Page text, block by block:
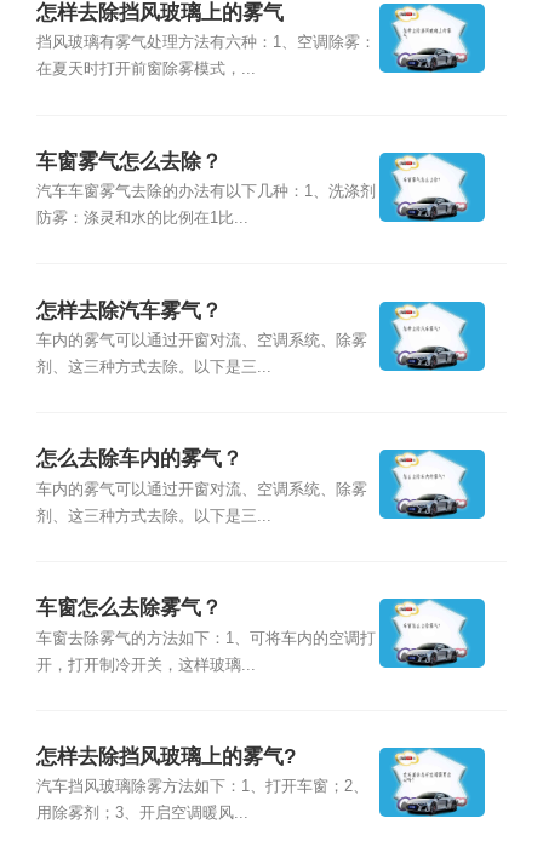
怎样去除挡风玻璃上的雾气
挡风玻璃有雾气处理方法有六种：1、空调除雾：
在夏天时打开前窗除雾模式，...
车窗雾气怎么去除？
汽车车窗雾气去除的办法有以下几种：1、洗涤剂
防雾：涤灵和水的比例在1比...
怎样去除汽车雾气？
车内的雾气可以通过开窗对流、空调系统、除雾
剂、这三种方式去除。以下是三...
怎么去除车内的雾气？
车内的雾气可以通过开窗对流、空调系统、除雾
剂、这三种方式去除。以下是三...
车窗怎么去除雾气？
车窗去除雾气的方法如下：1、可将车内的空调打
开，打开制冷开关，这样玻璃...
怎样去除挡风玻璃上的雾气?
汽车挡风玻璃除雾方法如下：1、打开车窗；2、
用除雾剂；3、开启空调暖风...